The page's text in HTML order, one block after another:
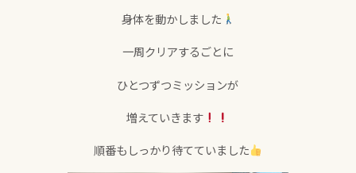
身体を動かしました
一周クリアするごとに
ひとつずつミッションが
増えていきます
順番もしっかり待てていました